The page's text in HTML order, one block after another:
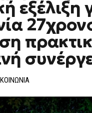
ΔΙΚΑΣΤΙΚΉ
ΕΞΈΛΙΞΗ
ΓΙΑ
ΤΗ
ΔΟΛΟΦΟΝΊΑ
27ΧΡΟΝΟΥ
ΔΙΑΒΊΒΑΣΗ
εξέλιξη
ΚΟΙΝΩΝΙΑ